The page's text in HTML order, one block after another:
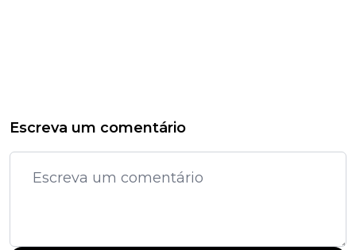
Escreva um comentário